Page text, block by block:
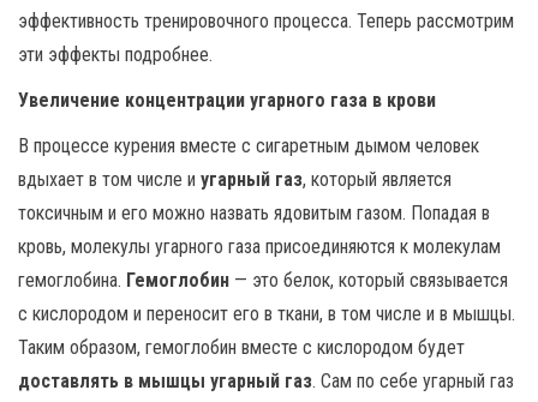
эффективность тренировочного процесса. Теперь рассмотрим
эти эффекты подробнее.
Увеличение концентрации угарного газа в крови
В процессе курения вместе с сигаретным дымом человек
вдыхает в том числе и угарный газ, который является
токсичным и его можно назвать ядовитым газом. Попадая в
кровь, молекулы угарного газа присоединяются к молекулам
гемоглобина. Гемоглобин — это белок, который связывается
с кислородом и переносит его в ткани, в том числе и в мышцы.
Таким образом, гемоглобин вместе с кислородом будет
доставлять в мышцы угарный газ. Сам по себе угарный газ